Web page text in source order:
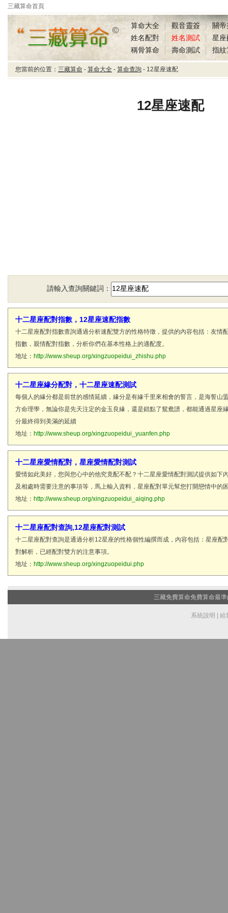
三藏算命首頁
三藏算命12星座速配
算命大全 觀音靈簽
關
姓名配對
姓名測試
星座
稱骨算命
壽命測試 指紋
您當前的位置： 三藏算命 - 算命大全 - 算命查詢 - 12星座速配
12星座速配
請輸入查詢關鍵詞：
十二星座配對指數，12星座速配指數
十二星座配對指數查詢通過分析速配雙方的性格特徵，提供的內容包括：友情
指數，親情配對指數，分析你們在基本性格上的適配度。
地址： http://www.sheup.org/xingzuopeidui_zhishu.php
十二星座緣分配對，十二星座速配測試
每個人的緣分都是前世的感情延續，緣分是有緣千里來相會的誓言，是海誓山
方命理學，無論你是先天注定的金玉良緣，還是錯點了鴛鴦譜，都能通過星座
分最終得到美滿的延續
地址： http://www.sheup.org/xingzuopeidui_yuanfen.php
十二星座愛情配對，星座愛情配對測試
愛情如此美好，您與您心中的他究竟配不配？十二星座愛情配對測試提供如下
及相處時需要注意的事項等，馬上輸入資料，星座配對單元幫您打開戀情中的
地址： http://www.sheup.org/xingzuopeidui_aiqing.php
十二星座配對查詢,12星座配對測試
十二星座配對查詢是通過分析12星座的性格個性編撰而成，內容包括：星座配
對解析，已經配對雙方的注意事項。
地址： http://www.sheup.org/xingzuopeidui.php
三藏免費算命免費算命最
系統說明 給